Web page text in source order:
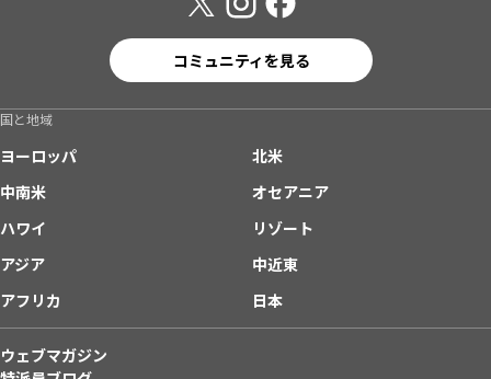
コミュニティを見る
国と地域
ヨーロッパ
北米
中南米
オセアニア
ハワイ
リゾート
アジア
中近東
アフリカ
日本
ウェブマガジン